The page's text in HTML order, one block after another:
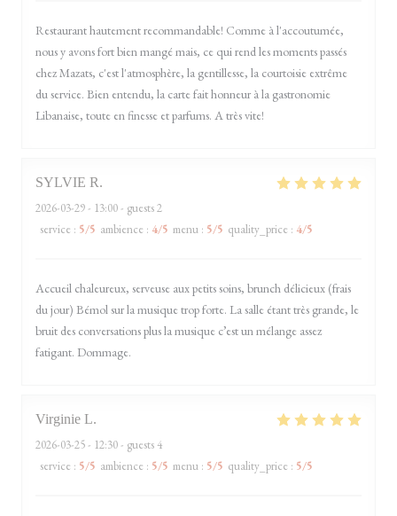
Restaurant hautement recommandable! Comme à l'accoutumée,
nous y avons fort bien mangé mais, ce qui rend les moments passés
chez Mazats, c'est l'atmosphère, la gentillesse, la courtoisie extrême
du service. Bien entendu, la carte fait honneur à la gastronomie
Libanaise, toute en finesse et parfums. A très vite!
SYLVIE R
2026-03-29- 13:00 - guests 2
service : 5/5 ambience : 4/5 menu : 5/5 quality_price : 4/5
Accueil chaleureux, serveuse aux petits soins, brunch délicieux (frais
du jour) Bémol sur la musique trop forte. La salle étant très grande, le
bruit des conversations plus la musique c’est un mélange assez
fatigant. Dommage.
Virginie L
2026-03-25- 12:30 - guests 4
service : 5/5 ambience : 5/5 menu : 5/5 quality_price : 5/5